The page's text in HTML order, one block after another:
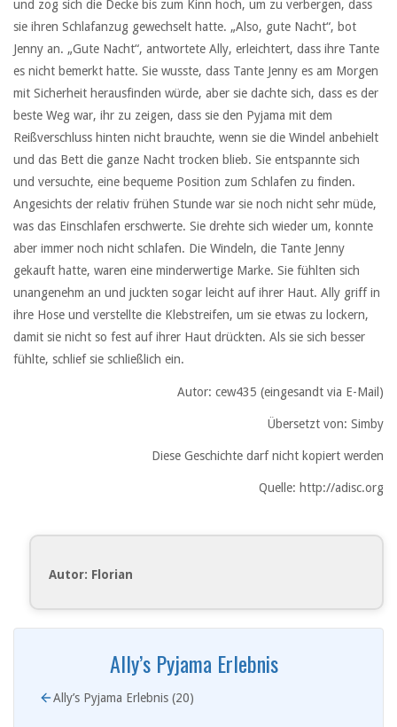
Autor: cew435 (eingesandt via E-Mail)
Übersetzt von: Simby
Diese Geschichte darf nicht kopiert werden
Quelle: http://adisc.org
Autor: Florian
Ally’s Pyjama Erlebnis
Ally’s Pyjama Erlebnis (20)